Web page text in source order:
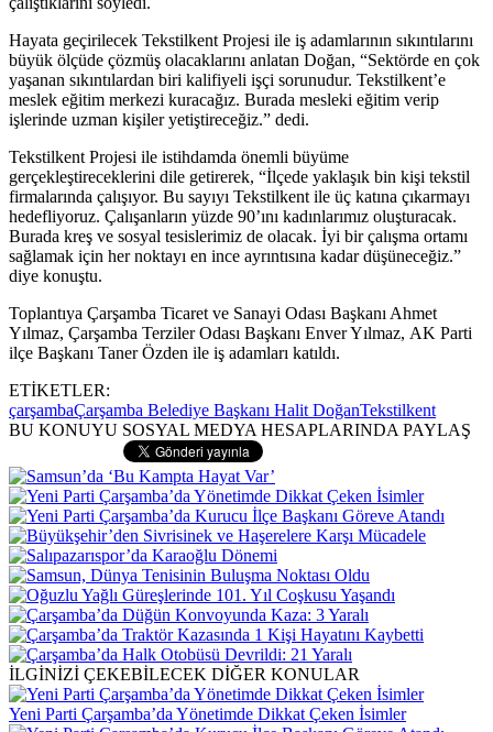
Hayata geçirilecek Tekstilkent Projesi ile iş adamlarının sıkıntılarını
büyük ölçüde çözmüş olacaklarını anlatan Doğan, “Sektörde en çok
yaşanan sıkıntılardan biri kalifiyeli işçi sorunudur. Tekstilkent’e
meslek eğitim merkezi kuracağız. Burada mesleki eğitim verip
işlerinde uzman kişiler yetiştireceğiz.” dedi.
Tekstilkent Projesi ile istihdamda önemli büyüme
gerçekleştireceklerini dile getirerek, “İlçede yaklaşık bin kişi tekstil
firmalarında çalışıyor. Bu sayıyı Tekstilkent ile üç katına çıkarmayı
hedefliyoruz. Çalışanların yüzde 90’ını kadınlarımız oluşturacak.
Burada kreş ve sosyal tesislerimiz de olacak. İyi bir çalışma ortamı
sağlamak için her noktayı en ince ayrıntısına kadar düşüneceğiz.”
diye konuştu.
Toplantıya Çarşamba Ticaret ve Sanayi Odası Başkanı Ahmet
Yılmaz, Çarşamba Terziler Odası Başkanı Enver Yılmaz, AK Parti
ilçe Başkanı Taner Özden ile iş adamları katıldı.
ETİKETLER:
çarşambaÇarşamba Belediye Başkanı Halit DoğanTekstilkent
BU KONUYU SOSYAL MEDYA HESAPLARINDA PAYLAŞ
İLGİNİZİ ÇEKEBİLECEK DİĞER KONULAR
Yeni Parti Çarşamba’da Yönetimde Dikkat Çeken İsimler